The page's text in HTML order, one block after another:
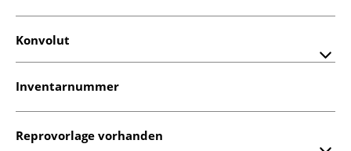
Konvolut
Inventarnummer
Reprovorlage vorhanden